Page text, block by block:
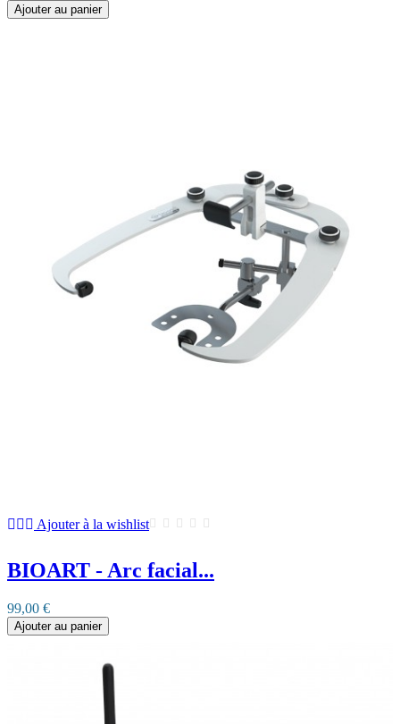
Ajouter au panier
Ajouter à la wishlist
BIOART - Arc facial...
99,00 €
Ajouter au panier